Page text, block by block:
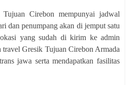
Cirebon mempunyai jadwal
dan penumpang akan di jemput satu
yang sudah di kirim ke admin
travel Gresik Tujuan Cirebon Armada
jawa serta mendapatkan fasilitas